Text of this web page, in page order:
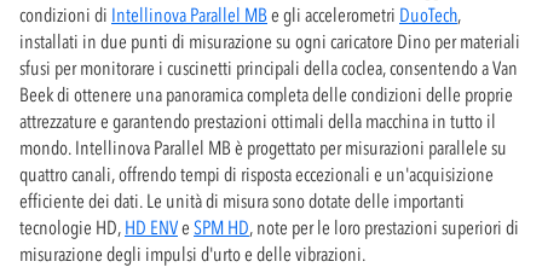
condizioni di Intellinova Parallel MB e gli accelerometri DuoTech,
installati in due punti di misurazione su ogni caricatore Dino per materiali
sfusi per monitorare i cuscinetti principali della coclea, consentendo a Van
Beek di ottenere una panoramica completa delle condizioni delle proprie
attrezzature e garantendo prestazioni ottimali della macchina in tutto il
mondo. Intellinova Parallel MB è progettato per misurazioni parallele su
quattro canali, offrendo tempi di risposta eccezionali e un'acquisizione
efficiente dei dati. Le unità di misura sono dotate delle importanti
tecnologie HD, HD ENVe SPM HD, note per le loro prestazioni superiori di
misurazione degli impulsi d'urto e delle vibrazioni.